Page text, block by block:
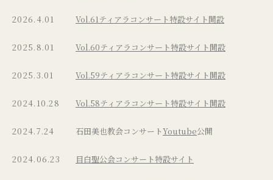
2026.4.01 Vol.61ティアラコンサート特設サイト開設
2025.8.01 Vol.60ティアラコンサート特設サイト開設
2025.3.01 Vol.59ティアラコンサート特設サイト開設
2024.10.28 Vol.58ティアラコンサート特設サイト開設
2024.7.24 石田美也教会コンサートYoutube公開
2024.06.23 目白聖公会コンサート特設サイト